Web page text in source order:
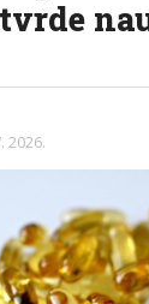
2026.